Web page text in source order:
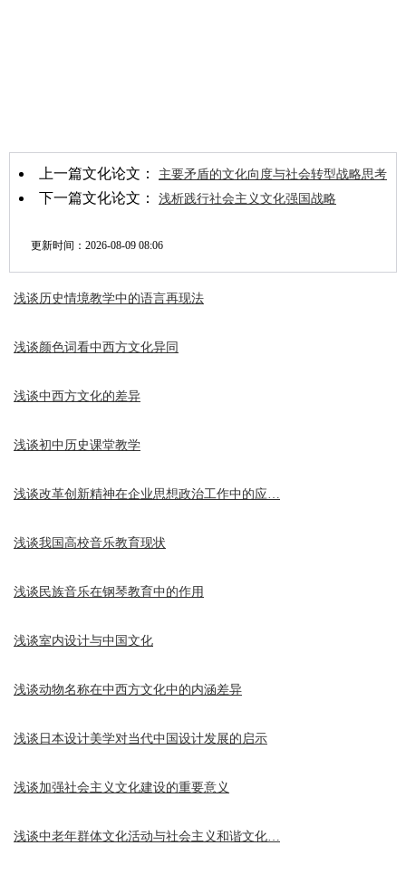
上一篇文化论文： 主要矛盾的文化向度与社会转型战略思考
下一篇文化论文： 浅析践行社会主义文化强国战略
更新时间： 2026-08-09 08:06
浅谈历史情境教学中的语言再现法
浅谈颜色词看中西方文化异同
浅谈中西方文化的差异
浅谈初中历史课堂教学
浅谈改革创新精神在企业思想政治工作中的应…
浅谈我国高校音乐教育现状
浅谈民族音乐在钢琴教育中的作用
浅谈室内设计与中国文化
浅谈动物名称在中西方文化中的内涵差异
浅谈日本设计美学对当代中国设计发展的启示
浅谈加强社会主义文化建设的重要意义
浅谈中老年群体文化活动与社会主义和谐文化…